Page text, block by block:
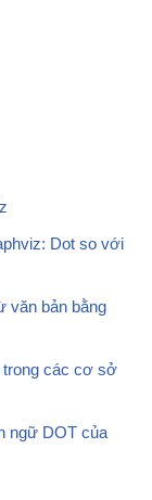
Dot so với
văn bản bằng
trong các cơ sở
ngữ DOT của